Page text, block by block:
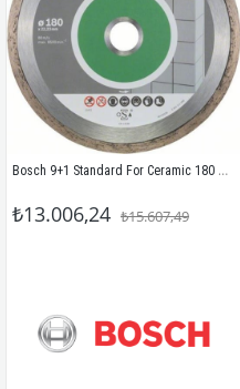
Bosch 9+1 Standard For Ceramic 180 Mm 2608603233
₺13.006,24 ₺15.607,49